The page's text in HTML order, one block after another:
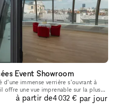
Event Showroom
immense verrière s’ouvrant à
offre une vue imprenable sur la plus
horizon, la Tour Eiffel,
à partir de4 032 € par jour